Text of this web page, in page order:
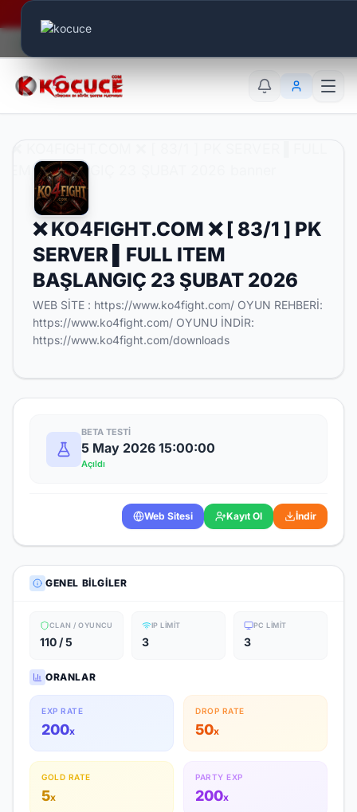
❌ KO4FIGHT.COM ❌ [ 83/1 ] PK
SERVER ▌FULL ITEM
BAŞLANGIÇ 23 ŞUBAT 2026
WEB SİTE : https://www.ko4fight.com/ OYUN REHBERİ:
https://www.ko4fight.com/ OYUNU İNDİR:
https://www.ko4fight.com/downloads
BETA TESTI
5 May 2026 15:00:00
Açıldı
Web Sitesi Kayıt Ol İndir
GENEL BILGILER
CLAN / OYUNCU
110 / 5
IP LIMIT
3
PC LIMIT
3
ORANLAR
EXP RATE
200x
DROP RATE
50x
GOLD RATE
5x
PARTY EXP
200x